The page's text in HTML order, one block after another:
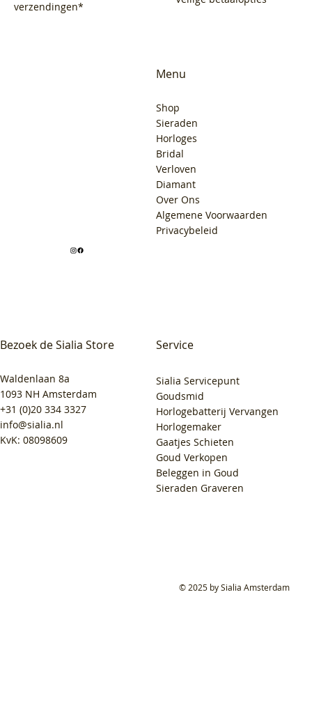
verzendingen*
Bezoek de Sialia Store
Waldenlaan 8a
1093 NH Amsterdam
+31 (0)20 334 3327
info@sialia.nl
KvK: 08098609
Menu
Shop
Sieraden
Horloges
Bridal
Verloven
Diamant
Over Ons
Algemene Voorwaarden
Privacybeleid
Service
Sialia Servicepunt
Goudsmid
Horlogebatterij Vervangen
Horlogemaker
Gaatjes Schieten
Goud Verkopen
Beleggen in Goud
Sieraden Graveren
© 2025 by Sialia Amsterdam